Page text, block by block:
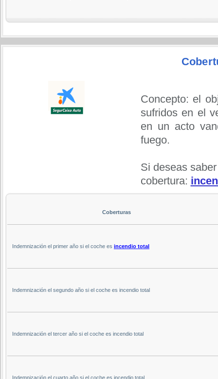
Concepto: el
sufridos en el
en un acto
fuego.
Si deseas
cobertura:
Coberturas
Indemnización el primer año si el coche es incendio total
Indemnización el segundo año si el coche es incendio total
Indemnización el tercer año si el coche es incendio total
Indemnización el cuarto año si el coche es incendio total